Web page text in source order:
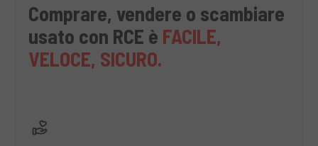
Comprare, vendere o scambiare
usato con RCE è FACILE,
VELOCE, SICURO.